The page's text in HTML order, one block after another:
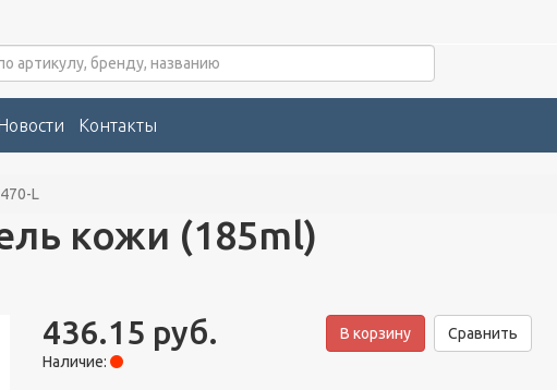
Контакты
L
кожи (185ml)
436.15 руб.
Наличие:
В корзину Сравнить